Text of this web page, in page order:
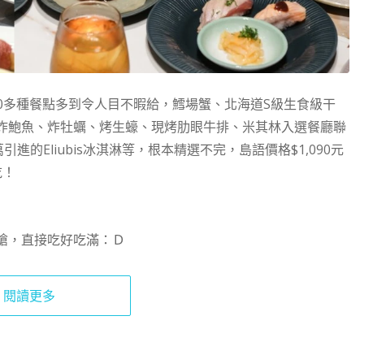
種餐點多到令人目不暇給，鱈場蟹、北海道S級生食級干
鮑魚、炸牡蠣、烤生蠔、現烤肋眼牛排、米其林入選餐廳聯
進的Eliubis冰淇淋等，根本精選不完，島語價格$1,090元
，直接吃好吃滿：Ｄ
閱讀更多